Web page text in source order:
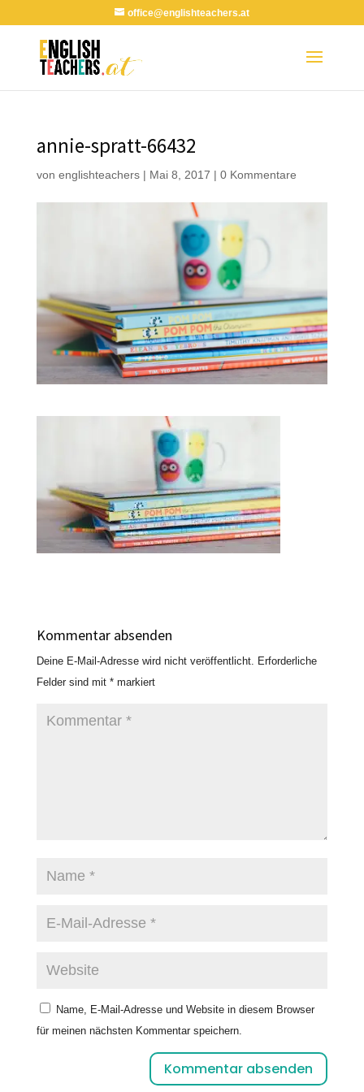
office@englishteachers.at
annie-spratt-66432
von englishteachers| Mai 8, 2017 | 0 Kommentare
Kommentar absenden
Deine E-Mail-Adresse wird nicht veröffentlicht.
Erforderliche
Felder sind mit *markiert
Name, E-Mail-Adresse und Website in diesem Browser
für meinen nächsten Kommentar speichern.